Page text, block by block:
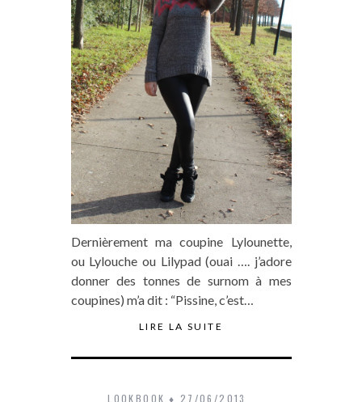
Dernièrement ma coupine Lylounette,
ou Lylouche ou Lilypad (ouai …. j’adore
donner des tonnes de surnom à mes
coupines) m’a dit : “Pissine, c’est…
LIRE LA SUITE
LOOKBOOK 27/06/2013